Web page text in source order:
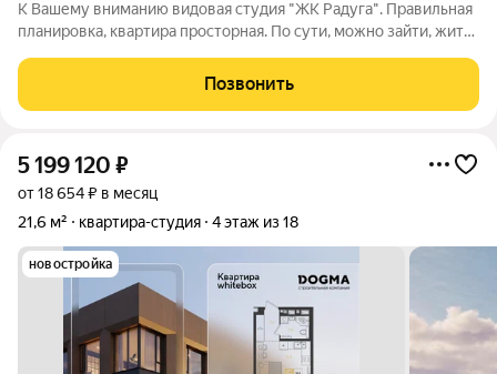
К Вашему вниманию видовая студия "ЖК Радуга". Правильная
планировка, квартира просторная. По сути, можно зайти, жить
видовой этаж. Развитая инфраструктура. Фишка района -
трамвай, в любую точку города
Позвонить
5 199 120 ₽
от 18 654 ₽ в месяц
21,6 м²
квартира-студия 4 этаж из 18
новостройка